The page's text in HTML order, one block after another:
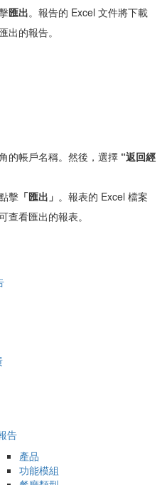
匯出。報告的 Excel 文件將下載
出的報告。
的帳戶名稱。然後，選擇 “返回經
擊 「匯出」 。報表的 Excel 檔案
查看匯出的報表。
告
產品
功能模組